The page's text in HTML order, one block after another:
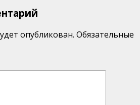
опубликован. Обязательные